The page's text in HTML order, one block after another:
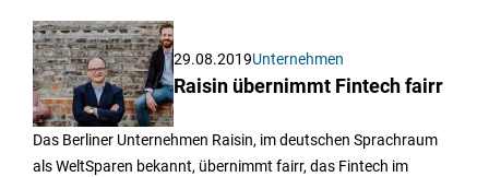
29.08.2019Unternehmen
Raisin übernimmt Fintech fairr
Das Berliner Unternehmen Raisin, im deutschen Sprachraum
als WeltSparen bekannt, übernimmt fairr, das Fintech im